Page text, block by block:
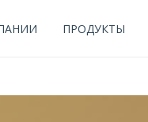
ПРОДУКТЫ